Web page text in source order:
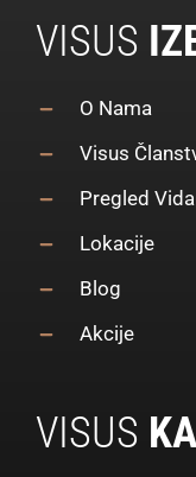
VISUS
O Nama
Visus
Pregled Vida
Lokacije
Blog
Akcije
VISUS